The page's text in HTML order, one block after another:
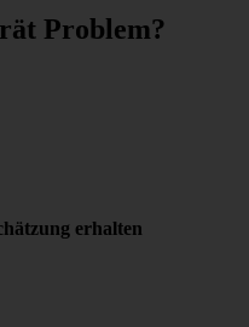
Problem?
erhalten